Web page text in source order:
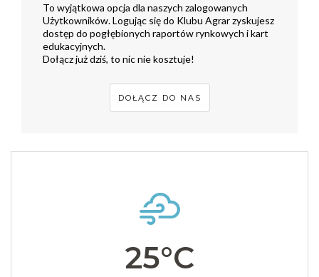
To wyjątkowa opcja dla naszych zalogowanych
Użytkowników. Logując się do Klubu Agrar zyskujesz
dostęp do pogłębionych raportów rynkowych i kart
edukacyjnych.
Dołącz już dziś, to nic nie kosztuje!
DOŁĄCZ DO NAS
25°C